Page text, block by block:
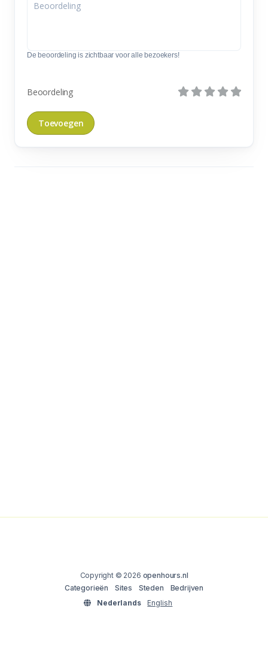
De beoordeling is zichtbaar voor alle bezoekers!
Beoordeling
Copyright © 2026 openhours.nl
Categorieën
Sites Steden
Bedrijven
Nederlands
English